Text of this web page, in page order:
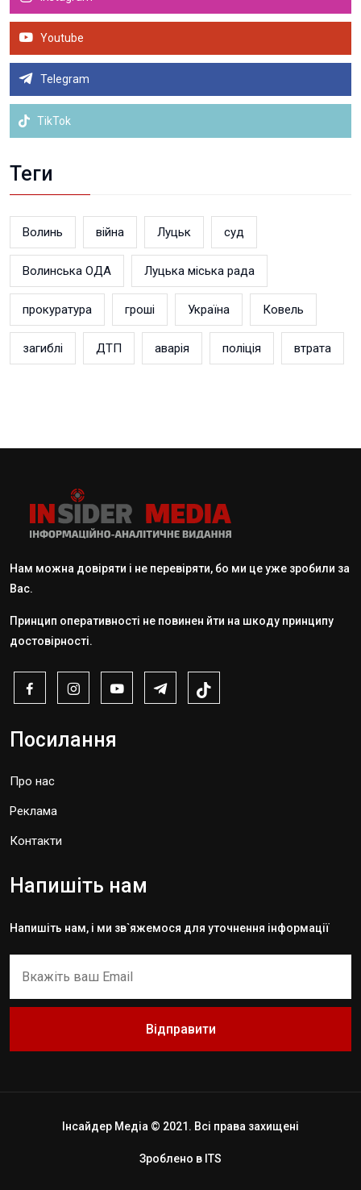
Youtube
Telegram
TikTok
Теги
Волинь війна Луцьк суд
Волинська ОДА Луцька міська рада
прокуратура гроші Україна Ковель
загиблі ДТП аварія поліція втрата
Нам можна довіряти і не перевіряти, бо ми це уже зробили за
Вас.
Принцип оперативності не повинен йти на шкоду принципу
достовірності.
Посилання
Про нас
Реклама
Контакти
Напишіть нам
Напишіть нам, і ми зв`яжемося для уточнення інформації
Відправити
Інсайдер Медіа © 2021. Всі права захищені
Зроблено в ITS